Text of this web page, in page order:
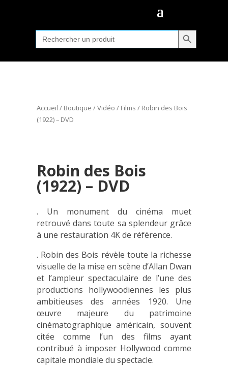
Search
for:
Search Button
Accueil / Boutique /Vidéo / Films / Robin des Bois
(1922) – DVD
Robin des Bois
(1922) – DVD
. Un monument du cinéma muet
retrouvé dans toute sa splendeur grâce
à une restauration 4K de référence.
. Robin des Bois révèle toute la richesse
visuelle de la mise en scène d’Allan Dwan
et l’ampleur spectaculaire de l’une des
productions hollywoodiennes les plus
ambitieuses des années 1920. Une
œuvre majeure du patrimoine
cinématographique américain, souvent
citée comme l’un des films ayant
contribué à imposer Hollywood comme
capitale mondiale du spectacle.